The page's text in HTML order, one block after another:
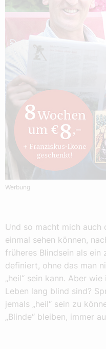
Werbung
Und so macht mich auch
einmal sehen können,
früheres Blindsein als ein
definiert, ohne das man
„heil“ sein kann. Aber
Leben lang blind sind?
jemals „heil“ sein zu
„Blinde“ bleiben, immer